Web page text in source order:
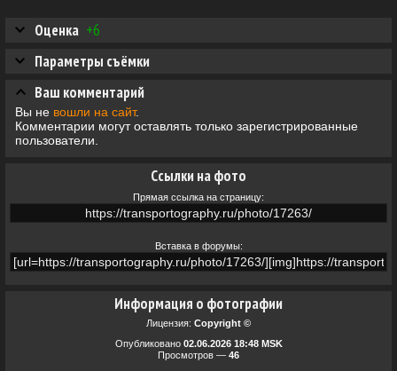
Информация о фотографии
Лицензия: Copyright ©
Опубликовано 02.06.2026 18:48 MSK
Просмотров — 46
Оценка +6
Ссылки на фото
Прямая ссылка на страницу:
Вставка в форумы:
Параметры съёмки
Ваш комментарий
Вы не вошли на сайт.
Комментарии могут оставлять только зарегистрированные
пользователи.